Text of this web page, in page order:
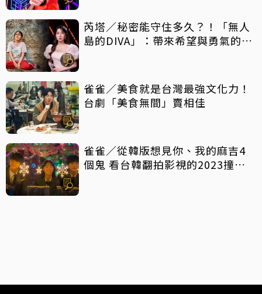
芮塔／秘密能守住多久？！「無人
島的DIVA」：帶來希望與勇氣的反
雀雀／美食就是台灣最強文化力！
台劇「美食無間」賣相佳
雀雀／從韓版想見你、我的麻吉4
個鬼 看台韓翻拍影視的2023撞擊